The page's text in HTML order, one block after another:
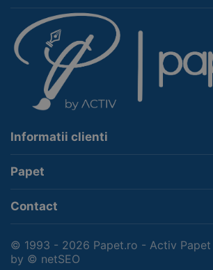
Informatii clienti
Papet
Contact
© 1993 - 2026 Papet.ro - Activ Papet
by © netSEO